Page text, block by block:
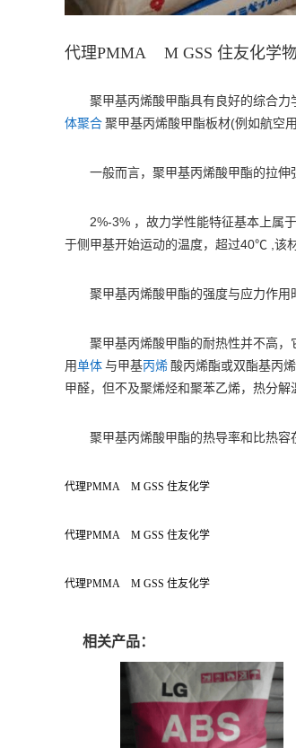
代理PMMA M GSS 住友化学
聚甲基丙烯酸甲酯具有良好的综合力
体聚合 聚甲基丙烯酸甲酯板材(例如航空用
一般而言，聚甲基丙烯酸甲酯的拉伸
2%-3% ，故力学性能特征基本上属
于侧甲基开始运动的温度，超过40℃ , 该
聚甲基丙烯酸甲酯的强度与应力作
聚甲基丙烯酸甲酯的耐热性并不高，
用单体 与甲基丙烯 酸丙烯酯或双酯基丙
甲醛，但不及聚烯烃和聚苯乙烯，热分解
聚甲基丙烯酸甲酯的热导率和比热
代理PMMA M GSS 住友化学
代理PMMA M GSS 住友化学
代理PMMA M GSS 住友化学
相关产品：